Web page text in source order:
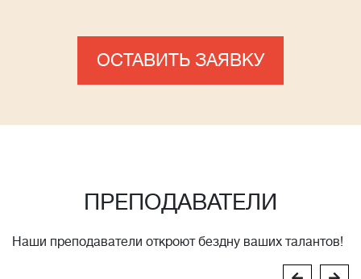
ОСТАВИТЬ ЗАЯВКУ
ПРЕПОДАВАТЕЛИ
Наши преподаватели откроют бездну ваших талантов!